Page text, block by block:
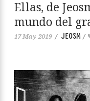
Ellas, de
mundo del
17 May 2019 / JEOSM/